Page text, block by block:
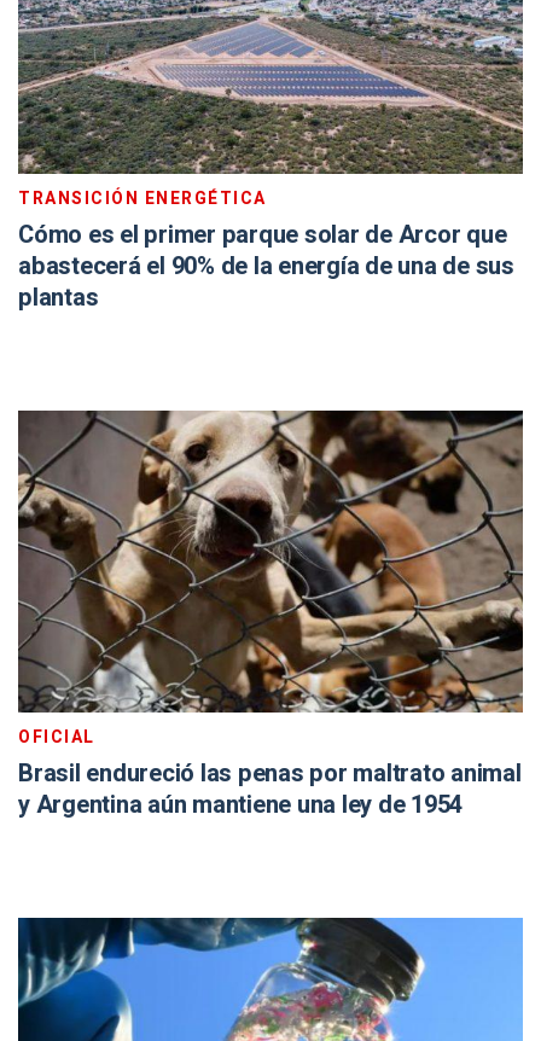
TRANSICIÓN ENERGÉTICA
Cómo es el primer parque solar de Arcor que
abastecerá el 90% de la energía de una de sus
plantas
OFICIAL
Brasil endureció las penas por maltrato animal
y Argentina aún mantiene una ley de 1954